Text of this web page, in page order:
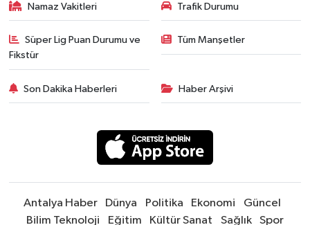
Namaz Vakitleri Trafik Durumu
Süper Lig Puan Durumu ve
Fikstür
Tüm Manşetler
Son Dakika Haberleri Haber Arşivi
Antalya Haber Dünya Politika Ekonomi
Güncel
Bilim Teknoloji
Eğitim Kültür Sanat Sağlık Spor